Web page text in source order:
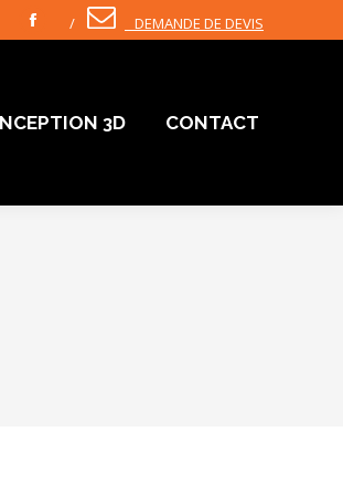
Facebook
/ DEMANDE DE DEVIS
3D CONTACT